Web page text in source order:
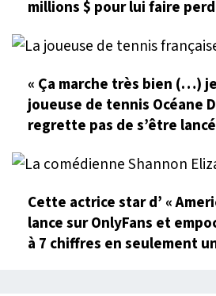
millions $ pour lui faire
« Ça marche très bien (…)
joueuse de tennis Océane
regrette pas de s’être
Cette actrice star d’ «
lance sur OnlyFans et
à 7 chiffres en seulement